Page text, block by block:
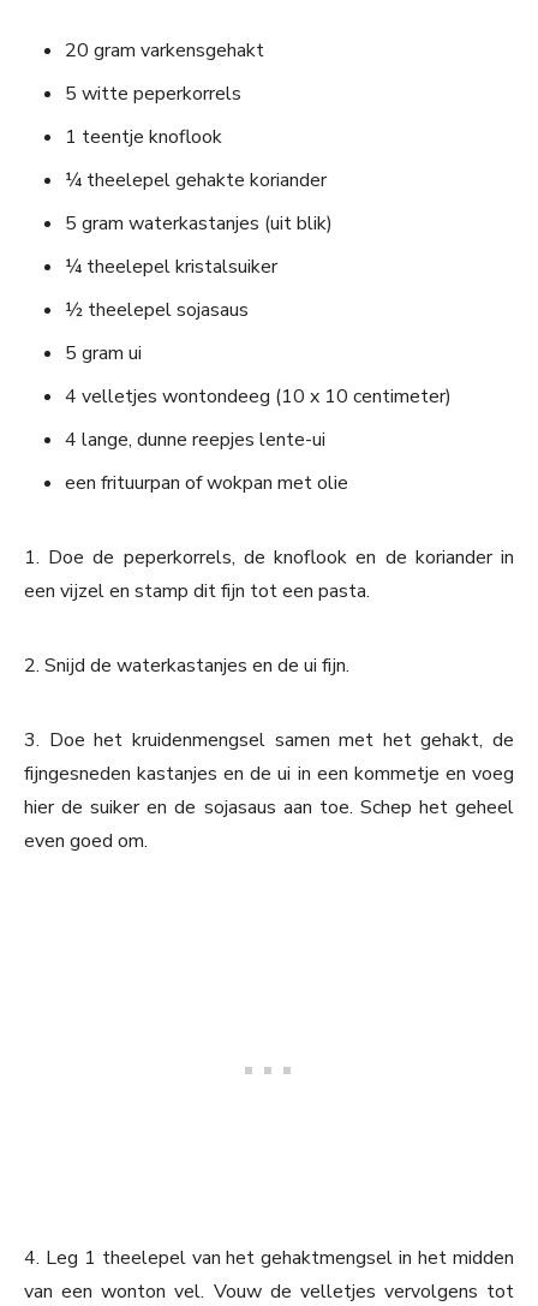
20 gram varkensgehakt
5 witte peperkorrels
1 teentje knoflook
¼ theelepel gehakte koriander
5 gram waterkastanjes (uit blik)
¼ theelepel kristalsuiker
½ theelepel sojasaus
5 gram ui
4 velletjes wontondeeg (10 x 10 centimeter)
4 lange, dunne reepjes lente-ui
een frituurpan of wokpan met olie
1. Doe de peperkorrels, de knoflook en de koriander in
een vijzel en stamp dit fijn tot een pasta.
2. Snijd de waterkastanjes en de ui fijn.
3. Doe het kruidenmengsel samen met het gehakt, de
fijngesneden kastanjes en de ui in een kommetje en voeg
hier de suiker en de sojasaus aan toe. Schep het geheel
even goed om.
4. Leg 1 theelepel van het gehaktmengsel in het midden
van een wonton vel. Vouw de velletjes vervolgens tot